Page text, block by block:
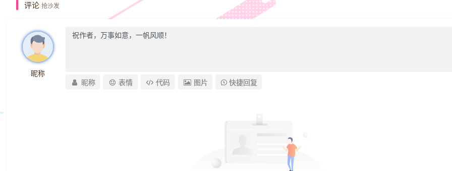
评论 抢沙发
昵称
昵称
表情 代码 图片 快捷回复